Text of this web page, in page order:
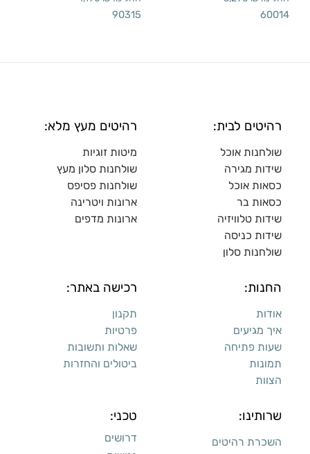
60014
90315
רהיטים לבית:
שולחנות אוכל
שידות מגירה
כסאות אוכל
כסאות בר
שידות טלוויזיה
שידות כניסה
שולחנות סלון
רהיטים מעץ מלא:
מיטות זוגיות
שולחנות סלון מעץ
שולחנות פסיפס
ארונות ויטרינה
ארונות מדפים
החנות:
אודות
איך מגיעים
שעות פתיחה
תמונות
הצוות
רכישה באתר:
תקנון
פרטיות
שאלות ותשובות
ביטולים והחזרות
שרותינו:
השכרת רהיטים
טכני:
דרושים